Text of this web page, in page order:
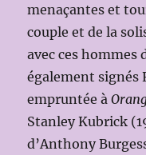
menaçantes et
couple et de la
avec ces hommes
également signés
empruntée à
Stanley Kubrick
d’Anthony